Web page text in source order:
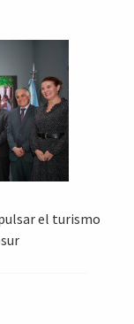
el turismo